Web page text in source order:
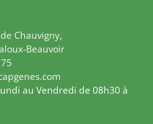
Chauvigny,
Beauvoir
au Vendredi de 08h30 à